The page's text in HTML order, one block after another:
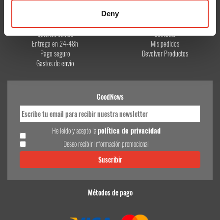
Deny
Quiénes somos
Entrega en 24-48h
Pago seguro
Gastos de envío
Contacto
Mis pedidos
Devolver Productos
GoodNews
He leído y acepto lapolítica de privacidad
Deseo recibir información promocional
Métodos de pago